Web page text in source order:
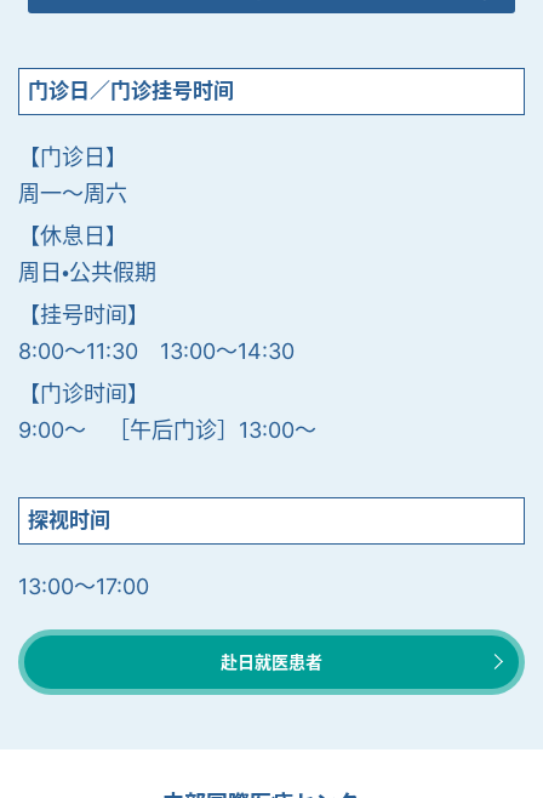
门诊日／门诊挂号时间
【门诊日】
周一〜周六
【休息日】
周日・公共假期
【挂号时间】
8:00〜11:30 13:00〜14:30
【门诊时间】
9:00〜 ［午后门诊］13:00〜
探视时间
13:00～17:00
赴日就医患者